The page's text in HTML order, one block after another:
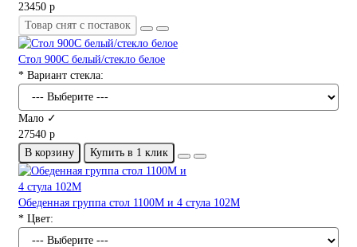
23450 р
Товар снят с поставок
Стол 900С белый/стекло белое
* Вариант стекла:
Мало ✓
27540 р
В корзину
Купить в 1 клик
Обеденная группа стол 1100М и 4 стула 102М
* Цвет: